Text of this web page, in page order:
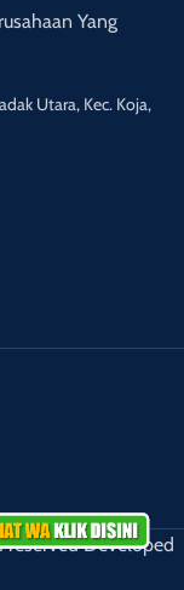
Yang
Utara, Kec. Koja,
Developed